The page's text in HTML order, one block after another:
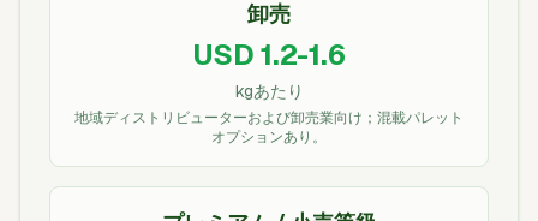
卸売
USD 1.2-1.6
kgあたり
地域ディストリビューターおよび卸売業向け；混載パレット
オプションあり。